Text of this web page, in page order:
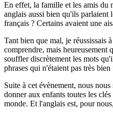
En effet, la famille et les amis du
anglais aussi bien qu'ils parlaient
français ? Certains avaient une
Tant bien que mal, je réussissais
comprendre, mais heureusement
souffler discrètement les mots
phrases qui n'étaient pas très bien
Suite à cet évènement, nous
donner aux enfants toutes les
monde. Et l'anglais est, pour